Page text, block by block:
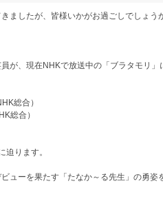
ましたが、皆様いかがお過ごしでしょう
が、現在NHKで放送中の「ブラタモリ」
総合）
総合）
ります。
ューを果たす「たなか～る先生」の勇姿